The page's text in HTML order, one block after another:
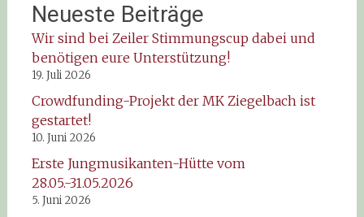
Neueste Beiträge
Wir sind bei Zeiler Stimmungscup dabei und
benötigen eure Unterstützung!
19. Juli 2026
Crowdfunding-Projekt der MK Ziegelbach ist
gestartet!
10. Juni 2026
Erste Jungmusikanten-Hütte vom
28.05.-31.05.2026
5. Juni 2026